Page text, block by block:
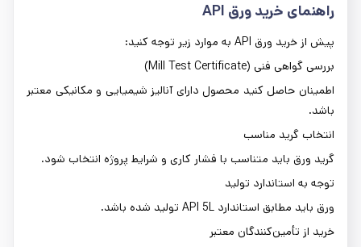
راهنمای خرید ورق
پیش از خرید ورق API به موارد زیر توجه کنید:
بررسی گواهی فنی (Mill Test Certificate)
اطمینان حاصل کنید محصول دارای آنالیز شیمیایی و مکانیکی معتبر
باشد.
انتخاب گرید مناسب
گرید ورق باید متناسب با فشار کاری و شرایط پروژه انتخاب شود.
توجه به استاندارد تولید
ورق باید مطابق استاندارد API 5L تولید شده باشد.
خرید از تأمین‌کنندگان معتبر